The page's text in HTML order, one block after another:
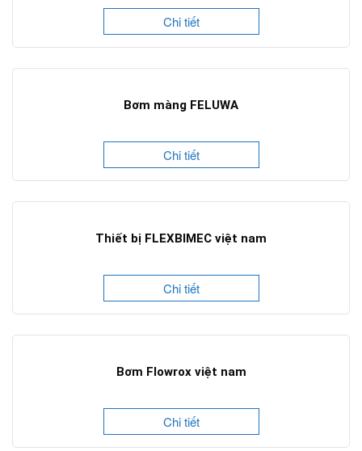
Chi tiết
Bơm màng FELUWA
Chi tiết
Thiết bị FLEXBIMEC việt nam
Chi tiết
Bơm Flowrox việt nam
Chi tiết